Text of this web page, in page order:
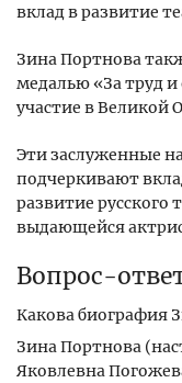
вклад в развитие
Зина Портнова
медалью «За труд и
участие в Великой
Эти заслуженные
подчеркивают
развитие русского
выдающейся
Вопрос-
Какова биография
Зина Портнова
Яковлевна